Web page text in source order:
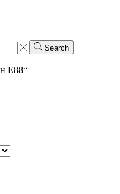
Search
Е88“